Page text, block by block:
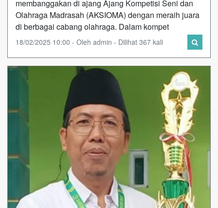
membanggakan di ajang Ajang Kompetisi Seni dan
Olahraga Madrasah (AKSIOMA) dengan meraih juara
di berbagai cabang olahraga. Dalam kompet
18/02/2025 10:00 - Oleh admin - Dilihat 367 kali